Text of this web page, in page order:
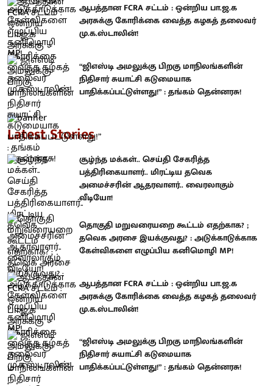
ஆபத்தான FCRA சட்டம் : ஒன்றிய பா.ஜ.க
அரசுக்கு கோரிக்கை வைத்த கழகத் தலைவர்
மு.க.ஸ்டாலின்!
“ஜிஎஸ்டி அமலுக்கு பிறகு மாநிலங்களின்
நிதிசார் சுயாட்சி கடுமையாக
பாதிக்கப்பட்டுள்ளது!” : தங்கம் தென்னரசு!
Latest Stories
சூழ்ந்த மக்கள்.. செய்தி சேகரித்த
பத்திரிகையாளர்.. மிரட்டிய தவெக
அமைச்சரின் ஆதரவாளர்.. வைரலாகும்
வீடியோ!
தொகுதி மறுவரையறை கூட்டம் எதற்காக? ;
தவெக அரசை இயக்குவது? : அடுக்காடுக்காக
கேள்விகளை எழுப்பிய கனிமொழி MP!
ஆபத்தான FCRA சட்டம் : ஒன்றிய பா.ஜ.க
அரசுக்கு கோரிக்கை வைத்த கழகத் தலைவர்
மு.க.ஸ்டாலின்!
“ஜிஎஸ்டி அமலுக்கு பிறகு மாநிலங்களின்
நிதிசார் சுயாட்சி கடுமையாக
பாதிக்கப்பட்டுள்ளது!” : தங்கம் தென்னரசு!